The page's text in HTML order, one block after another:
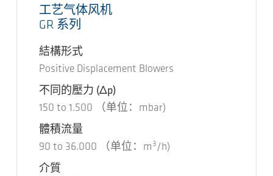
工艺气体风机
GR 系列
結構形式
Positive Displacement Blowers
不同的壓力 (Δp)
150 to 1.500 （单位：mbar)
體積流量
90 to 36.000 （单位：m 3 /h)
介質